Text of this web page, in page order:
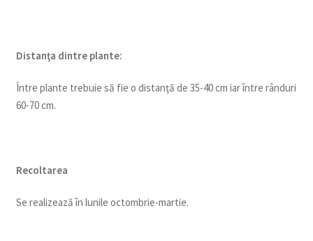
Distanţa dintre plante:
Între plante trebuie să fie o distanţă de 35-40 cm iar între rânduri
60-70 cm.
Recoltarea
Se realizează în lunile octombrie-martie.